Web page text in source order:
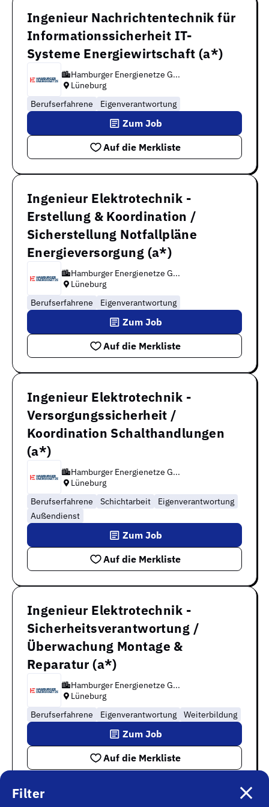
Filter
Ingenieur Nachrichtentechnik für
Informationssicherheit IT-
Systeme Energiewirtschaft (a*)
Hamburger Energienetze G...
Lüneburg
Berufserfahrene
Eigenverantwortung
Auf die Merkliste
Zum Job
Ingenieur Elektrotechnik -
Erstellung & Koordination /
Sicherstellung Notfallpläne
Energieversorgung (a*)
Hamburger Energienetze G...
Lüneburg
Berufserfahrene
Eigenverantwortung
Auf die Merkliste
Zum Job
Ingenieur Elektrotechnik -
Versorgungssicherheit /
Koordination Schalthandlungen
(a*)
Hamburger Energienetze G...
Lüneburg
Berufserfahrene
Schichtarbeit
Eigenverantwortung
Außendienst
Auf die Merkliste
Zum Job
Ingenieur Elektrotechnik -
Sicherheitsverantwortung /
Überwachung Montage &
Reparatur (a*)
Hamburger Energienetze G...
Lüneburg
Berufserfahrene
Eigenverantwortung Weiterbildung
Auf die Merkliste
Zum Job